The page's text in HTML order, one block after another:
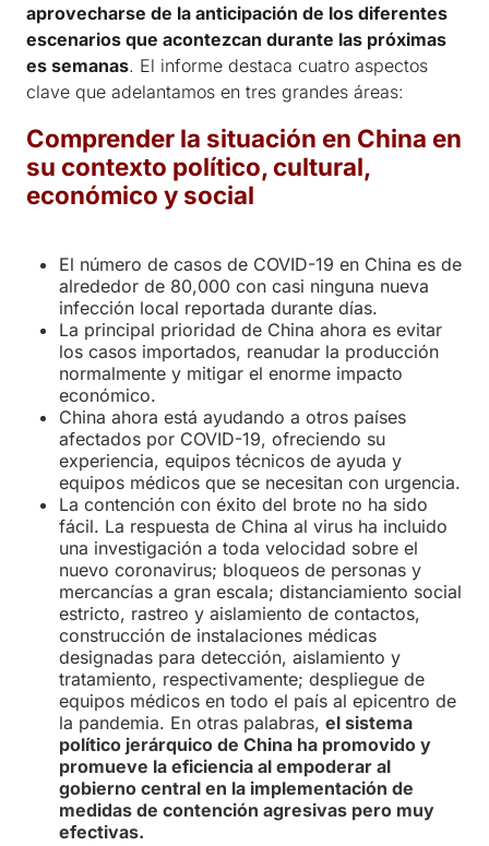
aprovecharse de la anticipación de los diferentes
escenarios que acontezcan durante las próximas
es semanas. El informe destaca cuatro aspectos
clave que adelantamos en tres grandes áreas:
Comprender la situación en China en
su contexto político, cultural,
económico y social
El número de casos de COVID-19 en China es de
alrededor de 80,000 con casi ninguna nueva
infección local reportada durante días.
La principal prioridad de China ahora es evitar
los casos importados, reanudar la producción
normalmente y mitigar el enorme impacto
económico.
China ahora está ayudando a otros países
afectados por COVID-19, ofreciendo su
experiencia, equipos técnicos de ayuda y
equipos médicos que se necesitan con urgencia.
La contención con éxito del brote no ha sido
fácil. La respuesta de China al virus ha incluido
una investigación a toda velocidad sobre el
nuevo coronavirus; bloqueos de personas y
mercancías a gran escala; distanciamiento social
estricto, rastreo y aislamiento de contactos,
construcción de instalaciones médicas
designadas para detección, aislamiento y
tratamiento, respectivamente; despliegue de
equipos médicos en todo el país al epicentro de
la pandemia. En otras palabras, el sistema
político jerárquico de China ha promovido y
promueve la eficiencia al empoderar al
gobierno central en la implementación de
medidas de contención agresivas pero muy
efectivas.